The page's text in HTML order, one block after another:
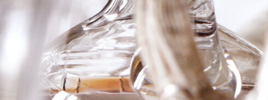
2003 Niepoort
Vintage port